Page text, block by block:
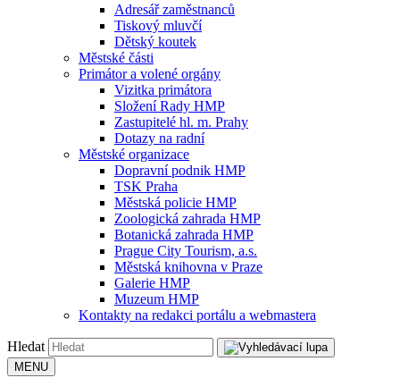
Adresář zaměstnanců
Tiskový mluvčí
Dětský koutek
Městské části
Primátor a volené orgány
Vizitka primátora
Složení Rady HMP
Zastupitelé hl. m. Prahy
Dotazy na radní
Městské organizace
Dopravní podnik HMP
TSK Praha
Městská policie HMP
Zoologická zahrada HMP
Botanická zahrada HMP
Prague City Tourism, a.s.
Městská knihovna v Praze
Galerie HMP
Muzeum HMP
Kontakty na redakci portálu a webmastera
Hledat
MENU